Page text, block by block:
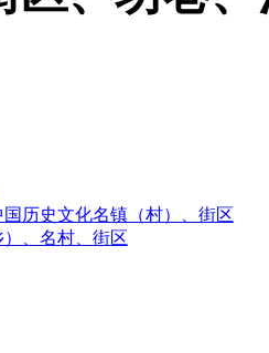
历史文化名镇（村）、街区
、名村、街区